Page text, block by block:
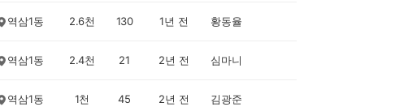
역삼1동 2.6천 130 1년 전 황동율
역삼1동 2.4천 21 2년 전 심마니
역삼1동 1천 45 2년 전 김광준